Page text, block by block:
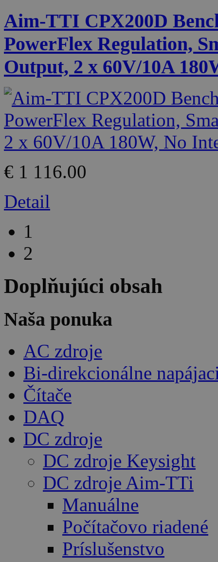
Aim-TTI CPX200D
PowerFlex Regulation,
Output, 2 x 60V/10A
€ 1 116.00
Detail
1
2
Doplňujúci obsah
Naša ponuka
AC zdroje
Bi-direkcionálne
Čítače
DAQ
DC zdroje
DC zdroje Keysight
DC zdroje Aim-TTi
Manuálne
Počítačovo riadené
Príslušenstvo